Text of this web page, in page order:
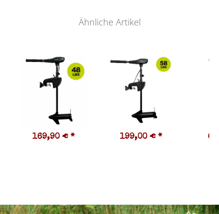
Ähnliche Artikel
169,90 € * 199,00 € *